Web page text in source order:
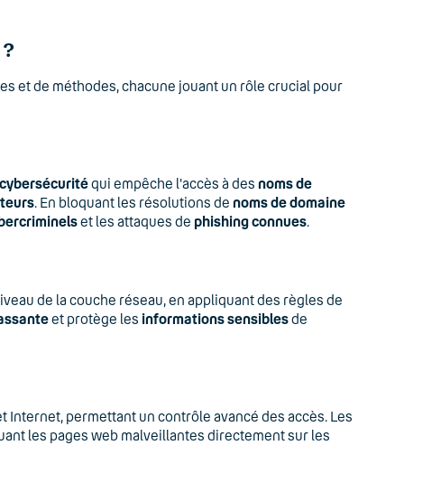
et de méthodes, chacune jouant un rôle crucial pour
qui empêche l'accès à des noms de
. En bloquant les résolutions de noms de domaine
et les attaques de phishing connues.
de la couche réseau, en appliquant des règles de
et protège les informations sensiblesde
permettant un contrôle avancé des accès. Les
les pages web malveillantes directement sur les